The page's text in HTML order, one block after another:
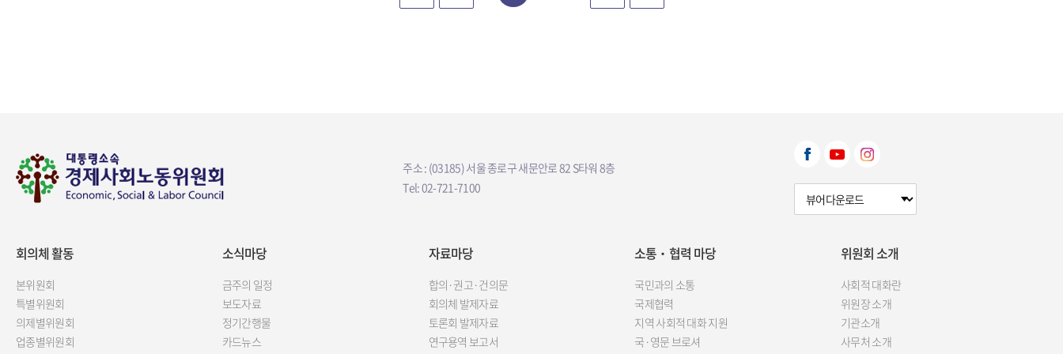
주소 : (03185) 서울 종로구 새문안로 82 S타워 8층
Tel: 02-721-7100
뷰어다운로드 선택
회의체 활동
본위원회
특별위원회
의제별위원회
업종별위원회
소식마당
금주의 일정
보도자료
정기간행물
카드뉴스
자료마당
합의·권고·건의문
회의체 발제자료
토론회 발제자료
연구용역 보고서
소통‧협력 마당
국민과의 소통
국제협력
지역 사회적 대화 지원
국·영문 브로셔
위원회 소개
사회적 대화란
위원장 소개
기관소개
사무처 소개